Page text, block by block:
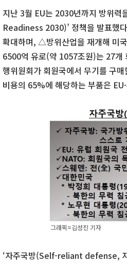
지난 3월 EU는 2030년까지 방위
Readiness 2030)’ 정책을 발표했
확대하며, △방위산업을 재개해 미
6500억 유로(약 1057조원)는 27개
행위원회가 회원국에서 무기를 구
비용의 65%에 해당하는 부품은
그래픽=김성진 기자
‘자주국방(Self-reliant defense, 자